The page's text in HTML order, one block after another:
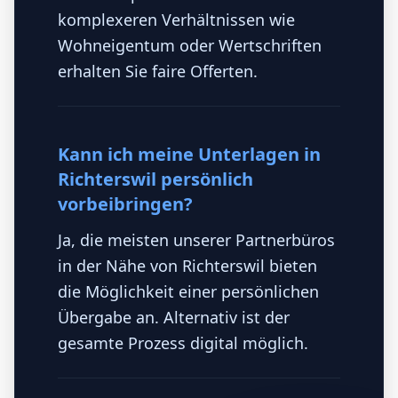
komplexeren Verhältnissen wie
Wohneigentum oder Wertschriften
erhalten Sie faire Offerten.
Kann ich meine Unterlagen in
Richterswil persönlich
vorbeibringen?
Ja, die meisten unserer Partnerbüros
in der Nähe von Richterswil bieten
die Möglichkeit einer persönlichen
Übergabe an. Alternativ ist der
gesamte Prozess digital möglich.